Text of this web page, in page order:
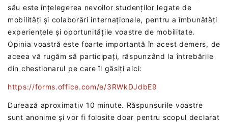
său este înțelegerea nevoilor studenților legate de
mobilități și colaborări internaționale, pentru a îmbunătăți
experiențele și oportunitățile voastre de mobilitate.
Opinia voastră este foarte importantă în acest demers, de
aceea vă rugăm să participați, răspunzând la întrebările
din chestionarul pe care îl găsiți aici:
https://forms.office.com/e/3RWkDJdbE9
Durează aproximativ 10 minute. Răspunsurile voastre
sunt anonime și vor fi folosite doar pentru scopul declarat